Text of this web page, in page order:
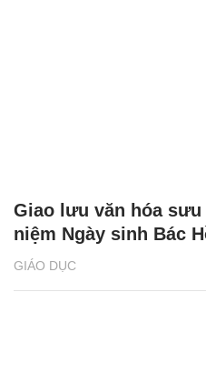
GIÁO DỤC
Giao lưu văn hóa
niệm Ngày sinh Bác